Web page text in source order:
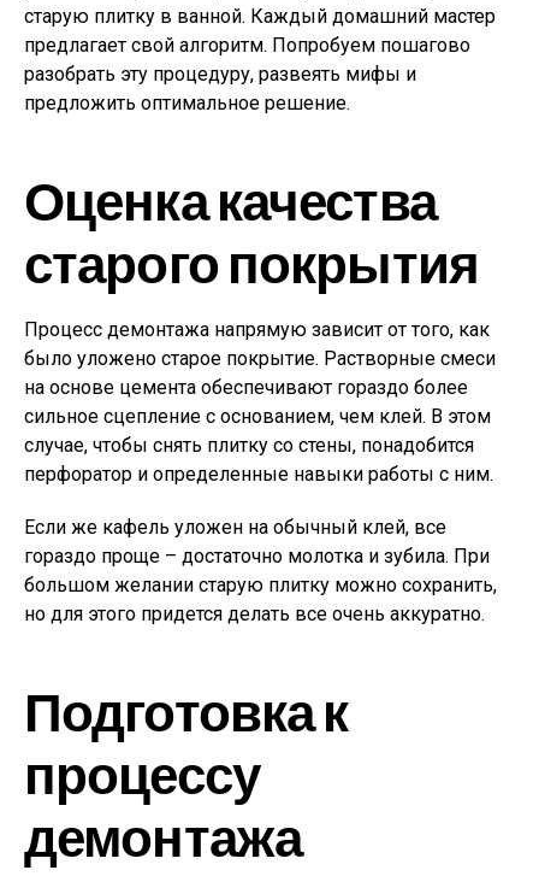
старую плитку в ванной. Каждый домашний мастер
предлагает свой алгоритм. Попробуем пошагово
разобрать эту процедуру, развеять мифы и
предложить оптимальное решение.
Оценка качества
старого покрытия
Процесс демонтажа напрямую зависит от того, как
было уложено старое покрытие. Растворные смеси
на основе цемента обеспечивают гораздо более
сильное сцепление с основанием, чем клей. В этом
случае, чтобы снять плитку со стены, понадобится
перфоратор и определенные навыки работы с ним.
Если же кафель уложен на обычный клей, все
гораздо проще – достаточно молотка и зубила. При
большом желании старую плитку можно сохранить,
но для этого придется делать все очень аккуратно.
Подготовка к
процессу
демонтажа